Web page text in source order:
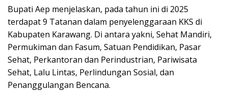
Bupati Aep menjelaskan, pada tahun ini di 2025
terdapat 9 Tatanan dalam penyelenggaraan KKS di
Kabupaten Karawang. Di antara yakni, Sehat Mandiri,
Permukiman dan Fasum, Satuan Pendidikan, Pasar
Sehat, Perkantoran dan Perindustrian, Pariwisata
Sehat, Lalu Lintas, Perlindungan Sosial, dan
Penanggulangan Bencana.